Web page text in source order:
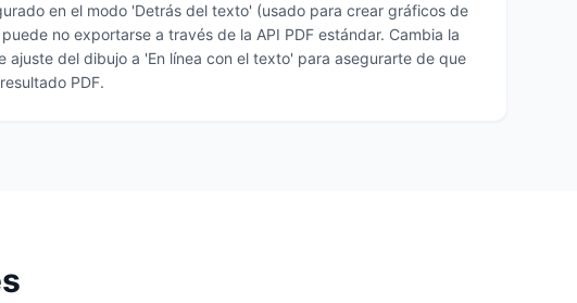
en el modo 'Detrás del texto' (usado para crear gráficos de
no exportarse a través de la API PDF estándar. Cambia la
ajuste del dibujo a 'En línea con el texto' para asegurarte de que
PDF.